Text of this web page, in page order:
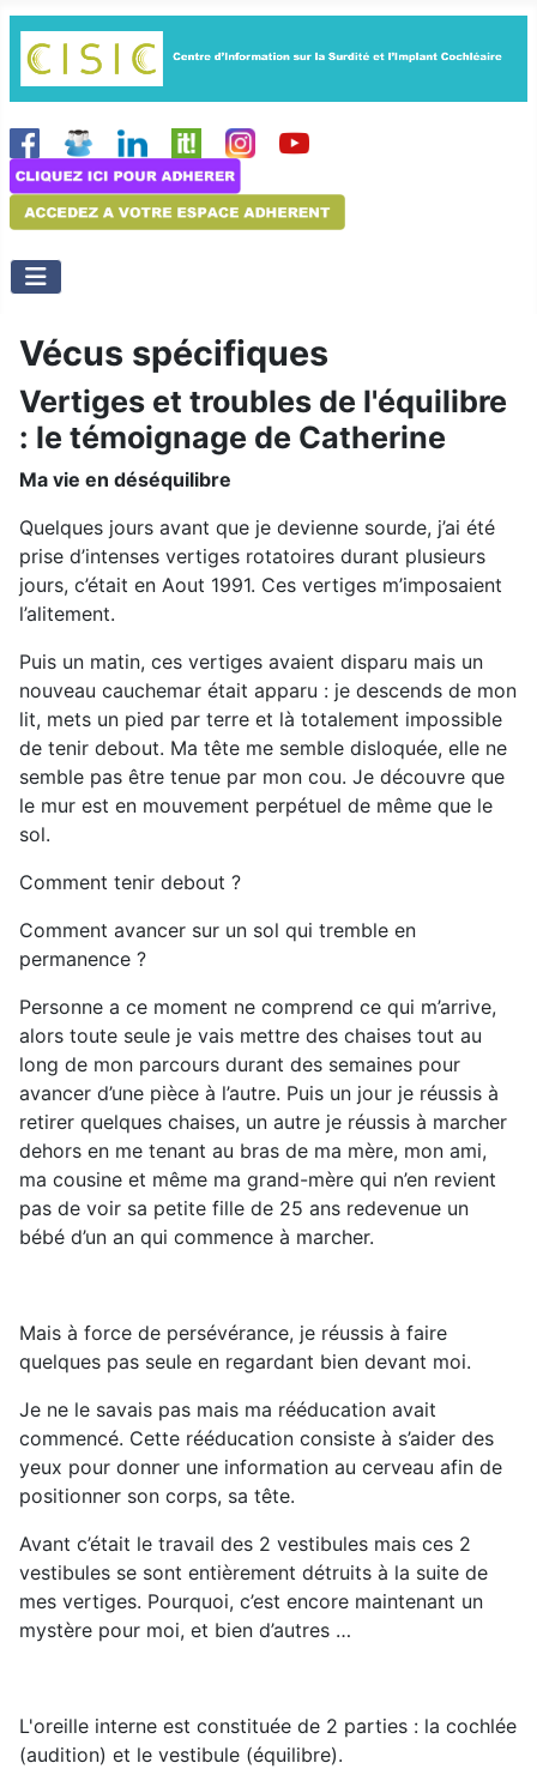
Vécus spécifiques
Vertiges et troubles de l'équilibre
: le témoignage de Catherine
Ma vie en déséquilibre
Quelques jours avant que je devienne sourde, j’ai été
prise d’intenses vertiges rotatoires durant plusieurs
jours, c’était en Aout 1991. Ces vertiges m’imposaient
l’alitement.
Puis un matin, ces vertiges avaient disparu mais un
nouveau cauchemar était apparu : je descends de mon
lit, mets un pied par terre et là totalement impossible
de tenir debout. Ma tête me semble disloquée, elle ne
semble pas être tenue par mon cou. Je découvre que
le mur est en mouvement perpétuel de même que le
sol.
Comment tenir debout ?
Comment avancer sur un sol qui tremble en
permanence ?
Personne a ce moment ne comprend ce qui m’arrive,
alors toute seule je vais mettre des chaises tout au
long de mon parcours durant des semaines pour
avancer d’une pièce à l’autre. Puis un jour je réussis à
retirer quelques chaises, un autre je réussis à marcher
dehors en me tenant au bras de ma mère, mon ami,
ma cousine et même ma grand-mère qui n’en revient
pas de voir sa petite fille de 25 ans redevenue un
bébé d’un an qui commence à marcher.
Mais à force de persévérance, je réussis à faire
quelques pas seule en regardant bien devant moi.
Je ne le savais pas mais ma rééducation avait
commencé. Cette rééducation consiste à s’aider des
yeux pour donner une information au cerveau afin de
positionner son corps, sa tête.
Avant c’était le travail des 2 vestibules mais ces 2
vestibules se sont entièrement détruits à la suite de
mes vertiges. Pourquoi, c’est encore maintenant un
mystère pour moi, et bien d’autres …
L'oreille interne est constituée de 2 parties : la cochlée
(audition) et le vestibule (équilibre).